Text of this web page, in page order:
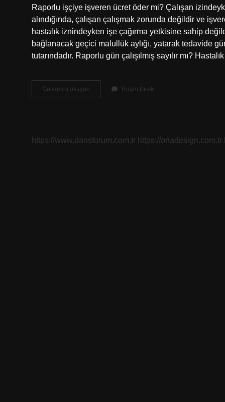
Raporlu işçiye işveren ücret öder mi? Çalışan
alındığında, çalışan çalışmak zorunda değildir ve
hastalık iznindeyken işe çağırma yetkisine sahip
bağlanacak geçici malullük aylığı, yatarak tedavide
tutarındadır. Raporlu gün çalışılmış sayılır mı?
Devamını okuyun
Olan
Mi
Yorum Bırak
https://www.dansforum.com.tr https://onadesign.com.tr